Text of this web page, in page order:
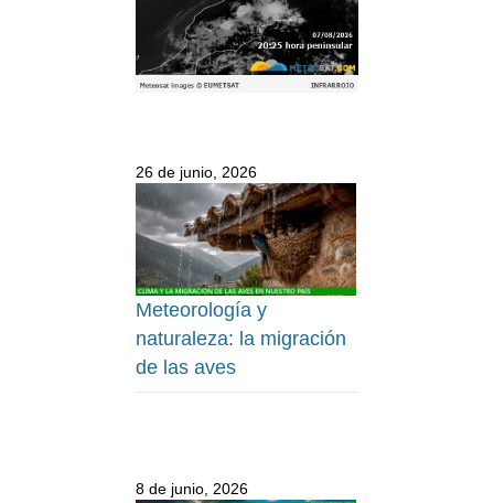
26 de junio, 2026
Meteorología y
naturaleza: la migración
de las aves
8 de junio, 2026